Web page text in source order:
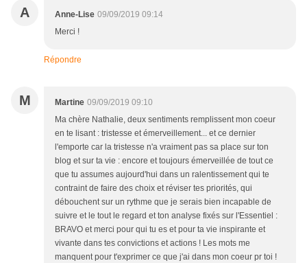
A Anne-Lise 09/09/2019 09:14
Merci !
Répondre
M Martine 09/09/2019 09:10
Ma chère Nathalie, deux sentiments remplissent mon coeur
en te lisant : tristesse et émerveillement... et ce dernier
l'emporte car la tristesse n'a vraiment pas sa place sur ton
blog et sur ta vie : encore et toujours émerveillée de tout ce
que tu assumes aujourd'hui dans un ralentissement qui te
contraint de faire des choix et réviser tes priorités, qui
débouchent sur un rythme que je serais bien incapable de
suivre et le tout le regard et ton analyse fixés sur l'Essentiel :
BRAVO et merci pour qui tu es et pour ta vie inspirante et
vivante dans tes convictions et actions ! Les mots me
manquent pour t'exprimer ce que j'ai dans mon coeur pr toi !